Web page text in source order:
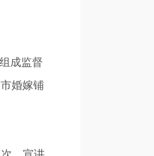
成监督
婚嫁铺